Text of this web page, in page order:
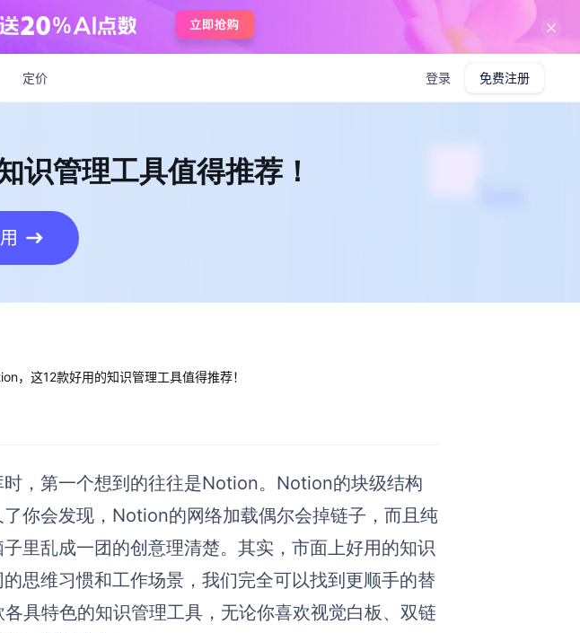
定价 登录 免费注册
得推荐！
识管理工具值得推荐！
，这12款好用的知识管理工具值得推荐！
，第一个想到的往往是Notion。Notion的块级结构
你会发现，Notion的网络加载偶尔会掉链子，而且纯
里乱成一团的创意理清楚。其实，市面上好用的知识
思维习惯和工作场景，我们完全可以找到更顺手的替
具特色的知识管理工具，无论你喜欢视觉白板、双链